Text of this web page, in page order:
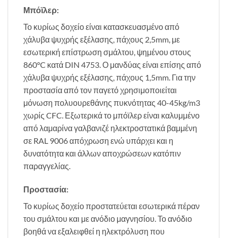
Μπόϊλερ:
Το κυρίως δοχείο είναι κατασκευασμένο από
χάλυβα ψυχρής εξέλασης, πάχους 2,5mm, με
εσωτερική επίστρωση σμάλτου, ψημένου στους
860°C κατά DIN 4753. Ο μανδύας είναι επίσης από
χάλυβα ψυχρής εξέλασης, πάχους 1,5mm. Για την
προστασία από τον παγετό χρησιμοποιείται
μόνωση πολυουρεθάνης πυκνότητας 40-45kg/m3
χωρίς CFC. Εξωτερικά το μπόϊλερ είναι καλυμμένο
από λαμαρίνα γαλβανιζέ ηλεκτροστατικά βαμμένη
σε RAL 9006 απόχρωση ενώ υπάρχει και η
δυνατότητα και άλλων αποχρώσεων κατόπιν
παραγγελίας.
Προστασία:
Το κυρίως δοχείο προστατεύεται εσωτερικά πέραν
του σμάλτου και με ανόδιο μαγνησίου. Το ανόδιο
βοηθά να εξαλειφθεί η ηλεκτρόλυση που